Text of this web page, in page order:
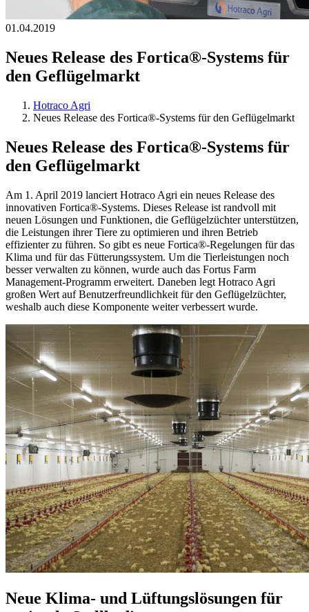
01.04.2019
Neues Release des Fortica®-Systems für
den Geflügelmarkt
Hotraco Agri
Neues Release des Fortica®-Systems für den Geflügelmarkt
Neues Release des Fortica®-Systems für
den Geflügelmarkt
Am 1. April 2019 lanciert Hotraco Agri ein neues Release des
innovativen Fortica®-Systems. Dieses Release ist randvoll mit
neuen Lösungen und Funktionen, die Geflügelzüchter unterstützen,
die Leistungen ihrer Tiere zu optimieren und ihren Betrieb
effizienter zu führen. So gibt es neue Fortica®-Regelungen für das
Klima und für das Fütterungssystem. Um die Tierleistungen noch
besser verwalten zu können, wurde auch das Fortus Farm
Management-Programm erweitert. Daneben legt Hotraco Agri
großen Wert auf Benutzerfreundlichkeit für den Geflügelzüchter,
weshalb auch diese Komponente weiter verbessert wurde.
Neue Klima- und Lüftungslösungen für